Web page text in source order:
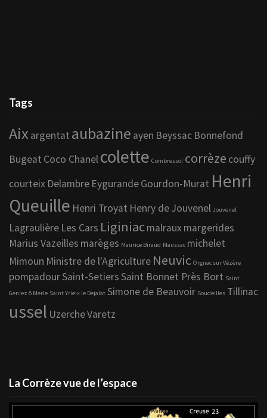
Tags
Aix argentat aubazine ayen Beyssac Bonnefond
Bugeat Coco Chanelcolette Combressol corrèze couffy
courteix Delambre EygurandeGourdon-Murat Henri
Queuille Henri Troyat Henry de Jouvenel Jouvenel
Lagraulière Les Cars Liginiacmalrauxmargerides
Marius Vazeilles marèges Maurice Biraud Maussac michelet
Mimoun Ministre de l'Agriculture Neuvic Orgnac sur Vézère
pompadourSaint-SetiersSaint Bonnet Près Bort Saint
Geniez ô Merle Saint Yrieix le Dejalat Simone de Beauvoir Soudeilles Tillinac
ussel UzercheVaretz
La Corrèze vue de l’espace